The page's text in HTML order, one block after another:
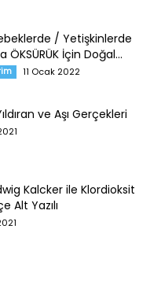
/ Yetişkinlerde
ÖKSÜRÜK İçin Doğal...
11 Ocak 2022
ve Aşı Gerçekleri
Kalcker ile Klordioksit
Alt Yazılı